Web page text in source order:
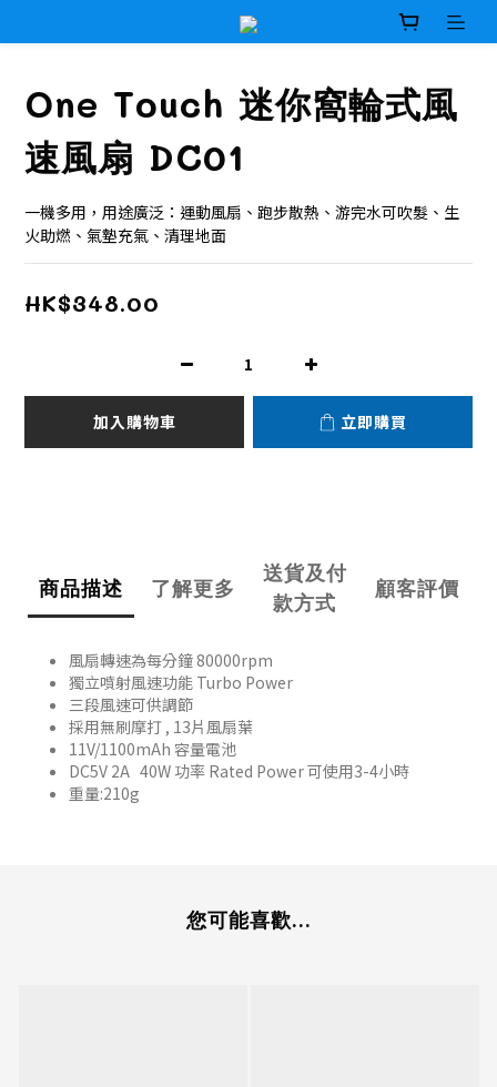
One Touch 迷你窩輪式風
速風扇 DC01
一機多用，用途廣泛：運動風扇、跑步散熱、游完水可吹髮、生
火助燃、氣墊充氣、清理地面
HK$348.00
加入購物車 立即購買
商品描述 了解更多
送貨及付
款方式
顧客評價
風扇轉速為每分鐘 80000rpm
獨立噴射風速功能 Turbo Power
三段風速可供調節
採用無刷摩打 , 13片風扇葉
11V/1100mAh 容量電池
DC5V 2A 40W 功率 Rated Power 可使用3-4小時
重量:210g
您可能喜歡...